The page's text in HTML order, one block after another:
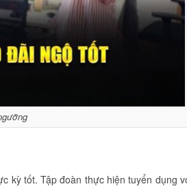
kỳ tốt. Tập đoàn thực hiện tuyển dụng